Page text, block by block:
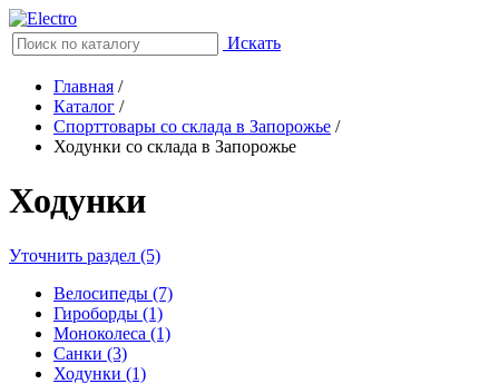
Искать
Главная /
Каталог /
Спорттовары со склада в Запорожье /
Ходунки со склада в Запорожье
Ходунки
Уточнить раздел (5)
Велосипеды (7)
Гироборды (1)
Моноколеса (1)
Санки (3)
Ходунки (1)